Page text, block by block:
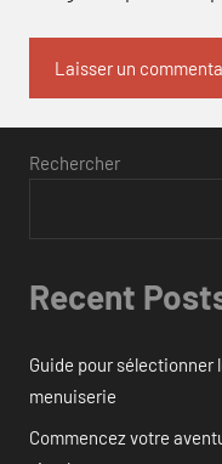
Rechercher
Recent
Guide pour sélectionner
menuiserie
Commencez votre